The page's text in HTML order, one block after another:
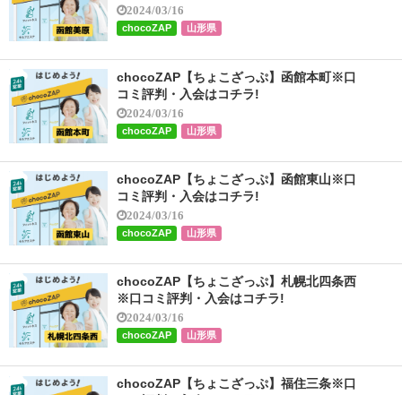
2024/03/16
chocoZAP 山形県
chocoZAP【ちょこざっぷ】函館本町※口
コミ評判・入会はコチラ!
2024/03/16
chocoZAP 山形県
chocoZAP【ちょこざっぷ】函館東山※口
コミ評判・入会はコチラ!
2024/03/16
chocoZAP 山形県
chocoZAP【ちょこざっぷ】札幌北四条西
※口コミ評判・入会はコチラ!
2024/03/16
chocoZAP 山形県
chocoZAP【ちょこざっぷ】福住三条※口